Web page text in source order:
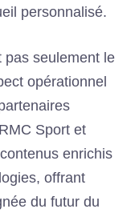
personnalisé.
pas seulement le
opérationnel
Sport et
enrichis
offrant
du futur du